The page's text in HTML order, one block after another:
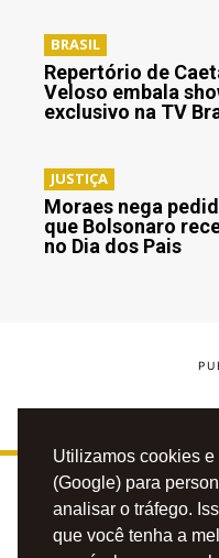
Utilizamos cookies
(Google) para
analisar o tráfego.
que você tenha a
BRASIL
Repertório de
Veloso embala
exclusivo na TV
JUSTIÇA
Moraes nega
que Bolsonaro
no Dia dos Pais